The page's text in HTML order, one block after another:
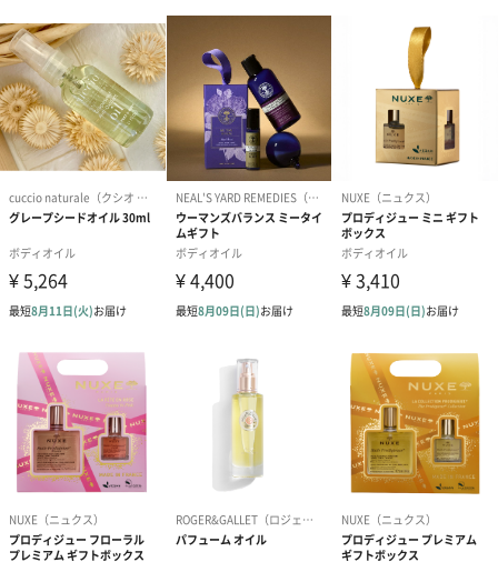
ダンボール装飾（ひま
わり）（720円）
ダンボール装飾（チュ
ーリップ）（720円）
ダンボール装
イトピンク×
紙袋
お渡し用の紙袋です。
商品に合わせたサイズをお届けします。
あり（280円）